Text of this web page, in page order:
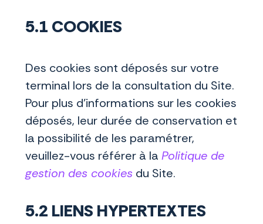
5.1 COOKIES
Des cookies sont déposés sur votre
terminal lors de la consultation du Site.
Pour plus d'informations sur les cookies
déposés, leur durée de conservation et
la possibilité de les paramétrer,
veuillez-vous référer à la Politique de
gestion des cookies du Site.
5.2 LIENS HYPERTEXTES